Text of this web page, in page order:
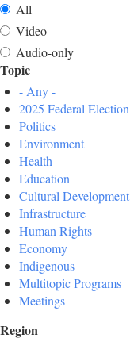
All
Video
Audio-only
Topic
- Any -
2025 Federal Election
Politics
Environment
Health
Education
Cultural Development
Infrastructure
Human Rights
Economy
Indigenous
Multitopic Programs
Meetings
Region